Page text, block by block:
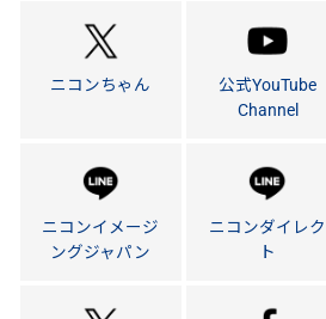
ニコンちゃん
公式YouTube
Channel
ニコンイメージ
ングジャパン
ニコンダイレク
ト